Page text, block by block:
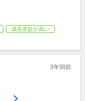
成長意欲が高い
3年弱前